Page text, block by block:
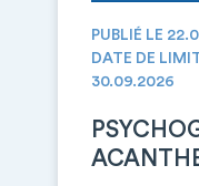
PUBLIÉ LE
DATE DE
30.09.2026